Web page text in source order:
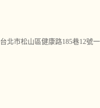
台北市松山區健康路185巷12號